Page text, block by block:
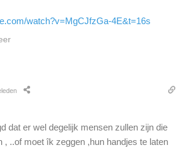
watch?v=MgCJfzGa-4E&t=16s
dat er wel degelijk mensen zullen zijn die
, ..of moet îk zeggen ,hun handjes te laten